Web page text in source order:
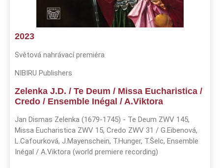
2023
Světová nahrávací premiéra
NIBIRU Publishers
Zelenka J.D. / Te Deum / Missa Eucharistica /
Credo / Ensemble Inégal / A.Viktora
Jan Dismas Zelenka (1679-1745) - Te Deum ZWV 145,
Missa Eucharistica ZWV 15, Credo ZWV 31 / G.Eibenová,
L.Cafourková, J.Mayenschein, T.Hunger, T.Šelc, Ensemble
Inégal / A.Viktora (world premiere recording)